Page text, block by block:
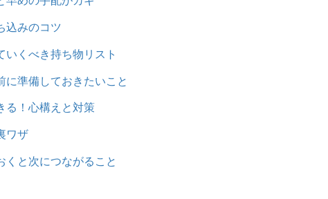
込みのコツ
いくべき持ち物リスト
に準備しておきたいこと
る！心構えと対策
ワザ
くと次につながること